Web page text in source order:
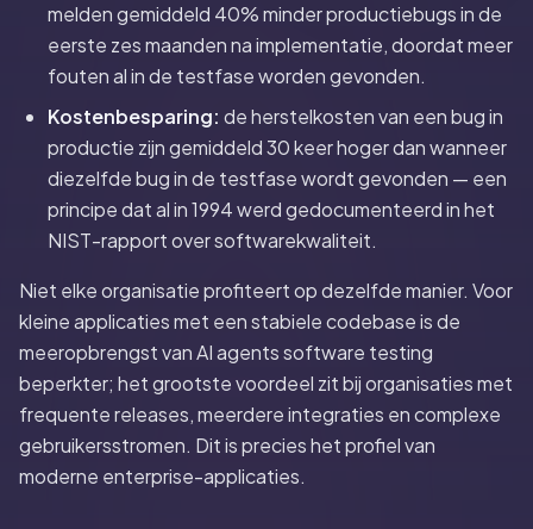
melden gemiddeld 40% minder productiebugs in de
eerste zes maanden na implementatie, doordat meer
fouten al in de testfase worden gevonden.
Kostenbesparing: de herstelkosten van een bug in
productie zijn gemiddeld 30 keer hoger dan wanneer
diezelfde bug in de testfase wordt gevonden — een
principe dat al in 1994 werd gedocumenteerd in het
NIST-rapport over softwarekwaliteit.
Niet elke organisatie profiteert op dezelfde manier. Voor
kleine applicaties met een stabiele codebase is de
meeropbrengst van AI agents software testing
beperkter; het grootste voordeel zit bij organisaties met
frequente releases, meerdere integraties en complexe
gebruikersstromen. Dit is precies het profiel van
moderne enterprise-applicaties.